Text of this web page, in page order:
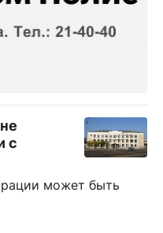
с
может быть